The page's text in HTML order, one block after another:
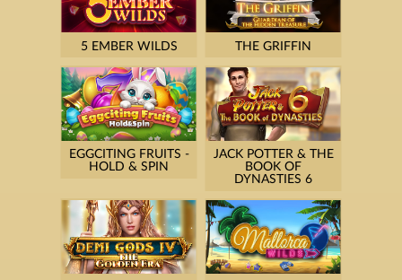
5 EMBER WILDS THE GRIFFIN
EGGCITING FRUITS -
HOLD & SPIN
JACK POTTER & THE
BOOK OF
DYNASTIES 6